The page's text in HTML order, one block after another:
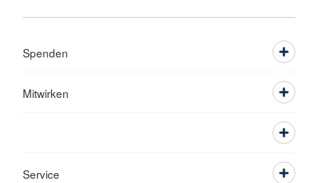
Spenden
Mitwirken
Service